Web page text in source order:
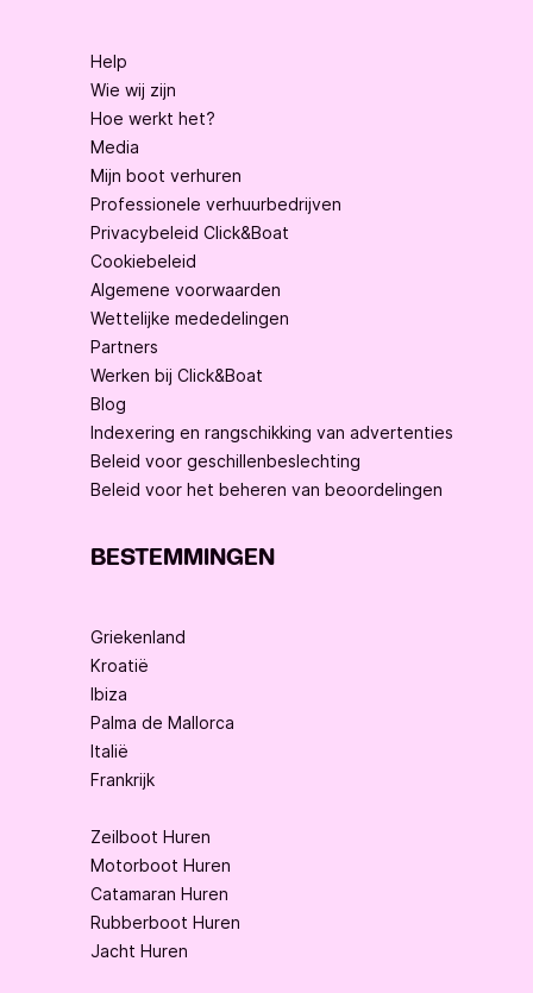
Help
Wie wij zijn
Hoe werkt het?
Media
Mijn boot verhuren
Professionele verhuurbedrijven
Privacybeleid Click&Boat
Cookiebeleid
Algemene voorwaarden
Wettelijke mededelingen
Partners
Werken bij Click&Boat
Blog
Indexering en rangschikking van advertenties
Beleid voor geschillenbeslechting
Beleid voor het beheren van beoordelingen
BESTEMMINGEN
Griekenland
Kroatië
Ibiza
Palma de Mallorca
Italië
Frankrijk
Zeilboot Huren
Motorboot Huren
Catamaran Huren
Rubberboot Huren
Jacht Huren